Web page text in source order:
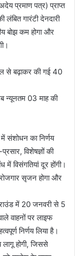
प्रमाण पत्र) प्राप्त
गारंटी देनदारी
बोझ कम होगा और
से बढ़ाकर की गई 40
न्यूनतम 03 माह की
संशोधन का निर्णय
विशेषज्ञों की
विसंगतियां दूर होंगी।
सृजन होगा और
में 20 जनवरी से 5
वाहनों पर लाइफ
निर्णय लिया है।
होगी, जिससे